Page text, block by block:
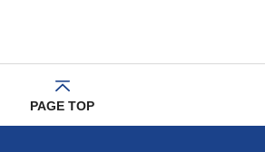
PAGE TOP